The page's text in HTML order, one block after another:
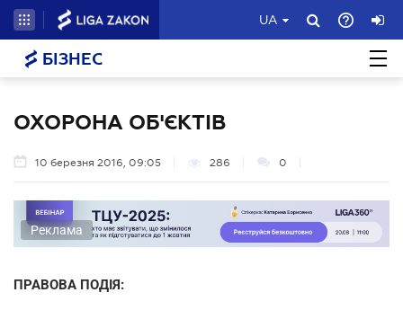
UA
БІЗНЕС
ОХОРОНА ОБ'ЄКТІВ
10 березня 2016, 09:05 286 0
Реклама
ПРАВОВА ПОДІЯ: